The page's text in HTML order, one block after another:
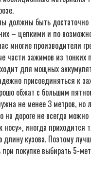
должны быть достаточно
– цепкими и по
многие производители
части зажимов из тонких
для мощных
присоединяться к
обжат с большим
не менее 3 метров, но
на дороге не всегда можно
носу», иногда приходится
длину кузова. Поэтому
при покупке выбирать 5-